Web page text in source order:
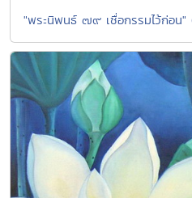
"พระนิพนธ์ ๗๙ เชื่อกรรมไว้ก่อน"